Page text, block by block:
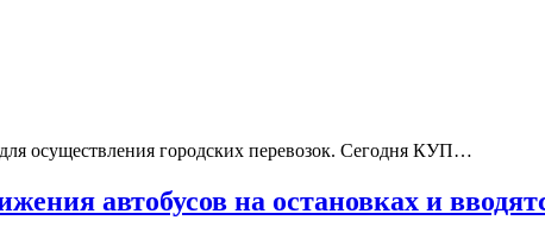
осуществления городских перевозок. Сегодня КУП…
автобусов на остановках и